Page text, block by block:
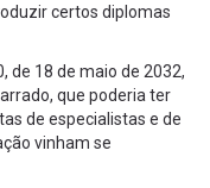
certos diplomas
de 18 de maio de 2032,
que poderia ter
de especialistas e de
vinham se